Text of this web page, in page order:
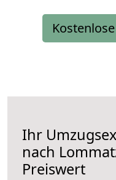
Ihr
nach
Preiswert